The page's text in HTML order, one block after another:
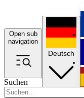
Open sub
navigation
Suchen
Deutsch